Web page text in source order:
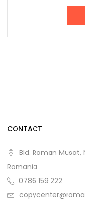
CONTACT
Bld. Roman Musat,
Romania
0786 159 222